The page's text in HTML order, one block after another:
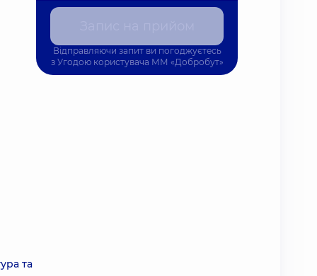
та
Відправляючи запит ви погоджуєтесь
з Угодою користувача ММ «Добробут»